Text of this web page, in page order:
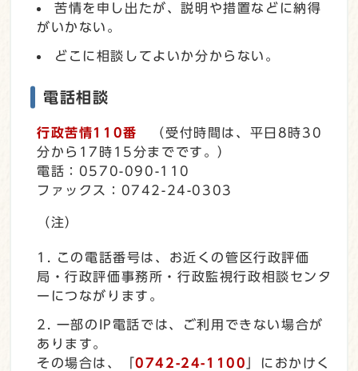
苦情を申し出たが、説明や措置などに納得
がいかない。
どこに相談してよいか分からない。
電話相談
行政苦情110番
（受付時間は、平日8時30
分から17時15分までです。）
電話：0570-090-110
ファックス：0742-24-0303
（注）
この電話番号は、お近くの管区行政評価
局・行政評価事務所・行政監視行政相談センタ
ーにつながります。
一部のIP電話では、ご利用できない場合が
あります。
その場合は、「0742-24-1100 」におかけく